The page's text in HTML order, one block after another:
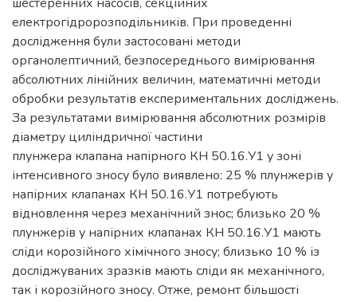
електрогідророзподільників. При проведенні
дослідження були застосовані методи
органолептичний, безпосереднього вимірювання
абсолютних лінійних величин, математичні методи
обробки результатів експериментальних досліджень.
За результатами вимірювання абсолютних розмірів
діаметру циліндричної частини
плунжера клапана напірного КН 50.16.У1 у зоні
інтенсивного зносу було виявлено: 25 % плунжерів у
напірних клапанах КН 50.16.У1 потребують
відновлення через механічний знос; близько 20 %
плунжерів у напірних клапанах КН 50.16.У1 мають
сліди корозійного хімічного зносу; близько 10 % із
досліджуваних зразків мають сліди як механічного,
так і корозійного зносу. Отже, ремонт більшості